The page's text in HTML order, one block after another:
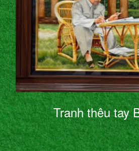
Tranh thêu tay